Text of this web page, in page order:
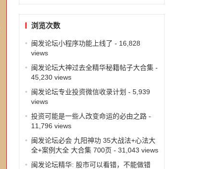
浏览次数
闽发论坛小程序功能上线了 - 16,828
views
闽发论坛大神过去全精华秘籍帖子大合集-
45,230 views
闽发论坛专业投资微信收录计划 - 5,939
views
投资可能是一些人改变命运的必由之路-
11,796 views
闽发论坛必会 九阳神功 35大战法+心法大
全+案例大全 大合集 700页 - 31,043 views
闽发论坛精华: 股市可以看错，不能做错